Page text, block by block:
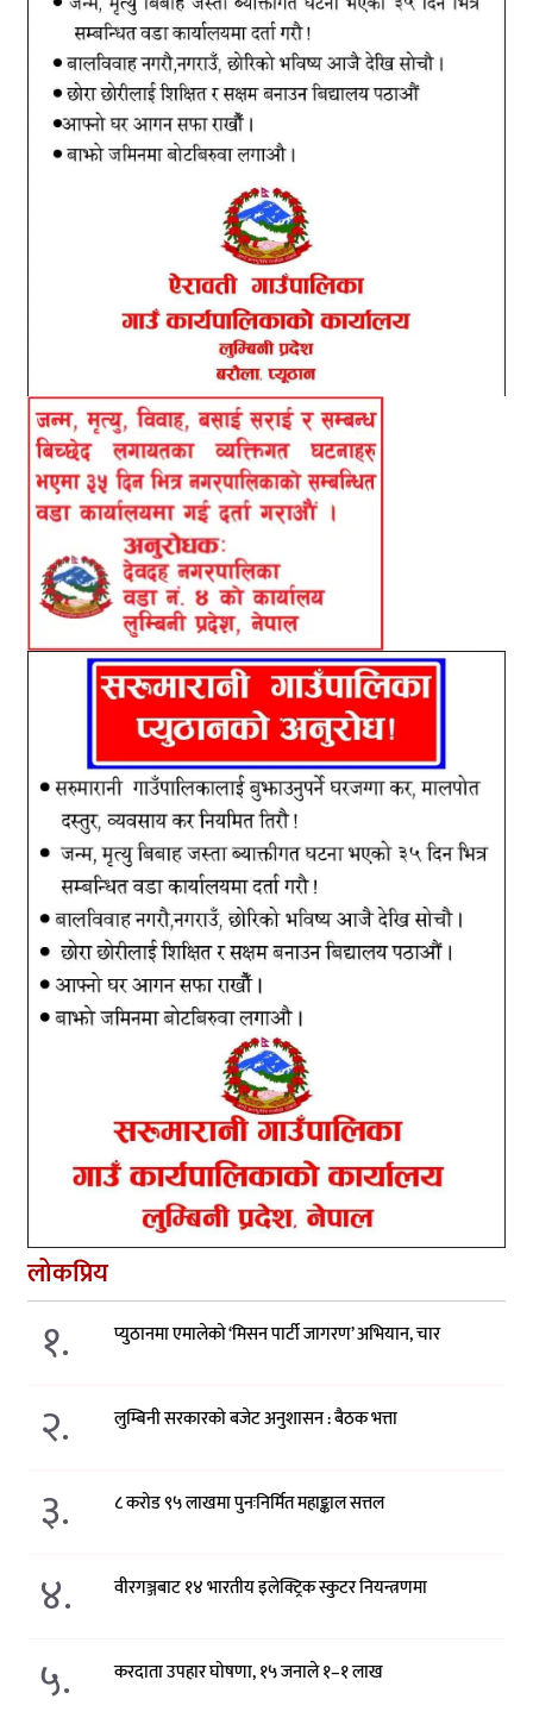
लोकप्रिय
१. प्युठानमा एमालेको ‘मिसन पार्टी जागरण’ अभियान, चार
२. लुम्बिनी सरकारको बजेट अनुशासन : बैठक भत्ता
३. ८ करोड ९५ लाखमा पुनःनिर्मित महाङ्काल सत्तल
४. वीरगञ्जबाट १४ भारतीय इलेक्ट्रिक स्कुटर नियन्त्रणमा
५. करदाता उपहार घोषणा, १५ जनाले १–१ लाख